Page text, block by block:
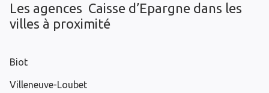
Les agences Caisse d’Epargne dans les
villes à proximité
Biot
Villeneuve-Loubet